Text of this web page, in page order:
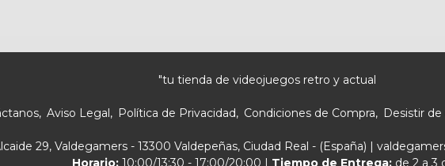
"tu tienda de videojuegos retro y actual
Aviso Legal Política de Privacidad Condiciones de Compra Desistir
29, Valdegamers - 13300 Valdepeñas, Ciudad Real - (España) |
Horario:10:00/13:30 - 17:00/20:00 | Tiempo de Entrega: de 2 a 3